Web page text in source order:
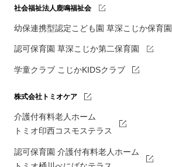
社会福祉法人鹿鳴福祉会
幼保連携型認定こども園 草深こじか保育園
認可保育園 草深こじか第二保育園
学童クラブ こじかKIDSクラブ
株式会社トミオケア
介護付有料老人ホーム
トミオ印西コスモステラス
認可保育園 介護付有料老人ホーム